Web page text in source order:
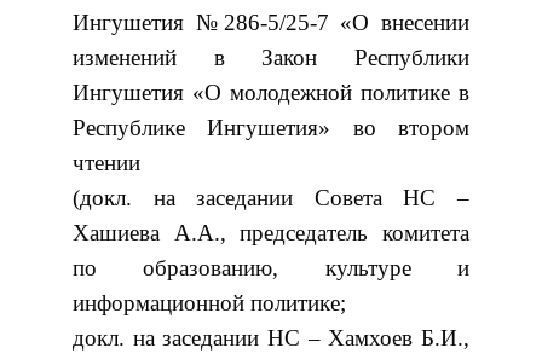
Ингушетия №286-5/25-7 «О внесении
изменений в Закон Республики
Ингушетия «О молодежной политике в
Республике Ингушетия» во втором
чтении
(докл. на заседании Совета НС –
Хашиева А.А., председатель комитета
по образованию, культуре и
информационной политике;
докл. на заседании НС – Хамхоев Б.И.,